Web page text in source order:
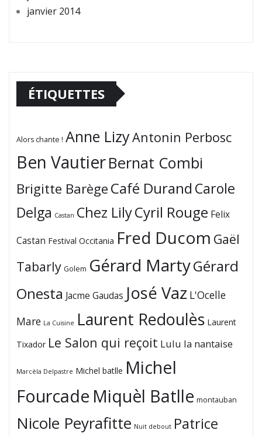
janvier 2014
ÉTIQUETTES
Alors chante ! Anne LizyAntonin Perbosc
Ben VautierBernat Combi
Brigitte BarègeCafé Durand Carole
Delga Castan Chez LilyCyril Rouge Felix
Castan Festival Occitania Fred Ducom Gaël
Tabarly Golem Gérard MartyGérard
Onesta Jacme Gaudas José Vaz L'Ocelle
Mare La Cuisine Laurent Redoulès Laurent
Tixador Le Salon qui reçoit Lulu la nantaise
Marcèla Delpastre Michel batlle Michel
Fourcade Miquèl Batlle montauban
Nicole Peyrafitte Nuit debout Patrice